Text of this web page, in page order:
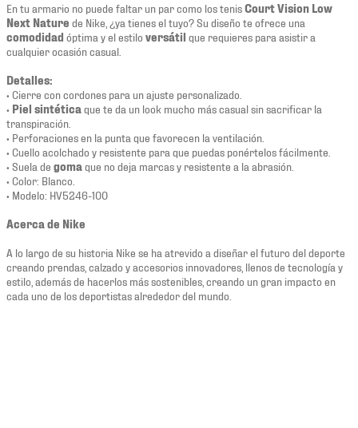
En tu armario no puede faltar un par como los tenisCourt Vision Low
Next Nature de Nike, ¿ya tienes el tuyo? Su diseño te ofrece una
comodidad óptima y el estilo versátil que requieres para asistir a
cualquier ocasión casual.
Detalles:
• Cierre con cordones para un ajuste personalizado.
• Piel sintética que te da un look mucho más casual sin sacrificar la
transpiración.
• Perforaciones en la punta que favorecen la ventilación.
• Cuello acolchado y resistente para que puedas ponértelos fácilmente.
• Suela de goma que no deja marcas y resistente a la abrasión.
• Color: Blanco.
• Modelo: HV5246-100
Acerca de Nike
A lo largo de su historia Nike se ha atrevido a diseñar el futuro del deporte
creando prendas, calzado y accesorios innovadores, llenos de tecnología y
estilo, además de hacerlos más sostenibles, creando un gran impacto en
cada uno de los deportistas alrededor del mundo.